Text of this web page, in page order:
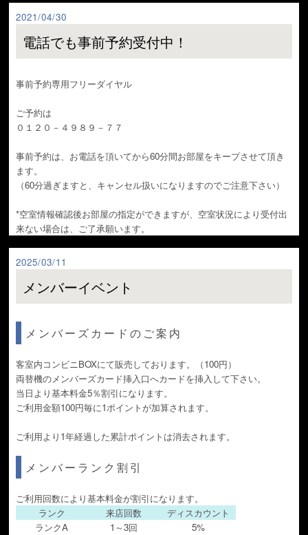
2021/04/30
電話でも事前予約受付中！
事前予約専用フリーダイヤル
ご予約は
０１２０－４９８９－７７
事前予約は、お電話を頂いてから60分間お部屋をキープさせて頂き
ます。
（60分過ぎますと、キャンセル扱いになりますのでご注意下さい）
*空室情報確認後お部屋の指定ができますが、空室状況により受付出
来ない場合は、ご了承願います。
2025/03/11
メンバーイベント
メンバーズカードのご案内
客室内コンビニBOXにて販売しております。（100円）
両替機のメンバーズカード挿入口へカードを挿入して下さい。
当日より基本料金5％割引になります。
ご利用金額100円毎に1ポイントが加算されます。
ご利用より1年経過した累計ポイントは消去されます。
メンバーランク割引
ご利用回数により基本料金が割引になります。
ランク
来店回数
ディスカウント
ランクA
1～3回 5%